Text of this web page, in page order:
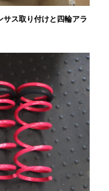
ス取り付けと四輪アラ